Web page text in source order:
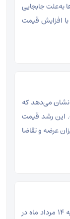
به‌علت جابجایی
با افزایش قیمت
بازار آهن آلات در روز شنبه ۱۳ مرداد نشان می‌دهد که
این رشد قیمت
وجود میزان عرضه و تقاضا
به گزارش آهن آنلاین- قیمت محصولات فولادی در بازار روز یکشنیه ۱۴ مرداد ماه در